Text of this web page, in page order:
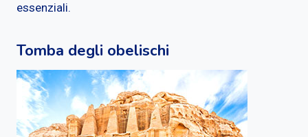
essenziali.
Tomba degli obelischi